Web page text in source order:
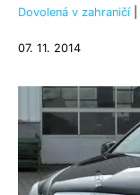
Dovolená v zahraničí
07. 11. 2014